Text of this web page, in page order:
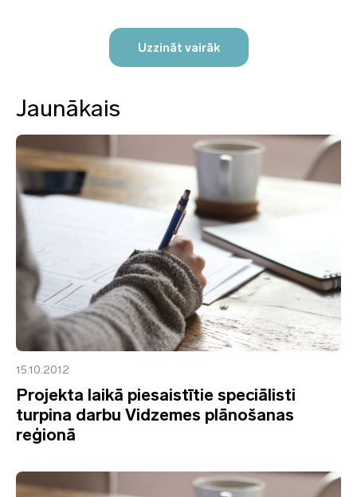
Uzzināt vairāk
Jaunākais
15.10.2012
Projekta laikā piesaistītie speciālisti
turpina darbu Vidzemes plānošanas
reģionā